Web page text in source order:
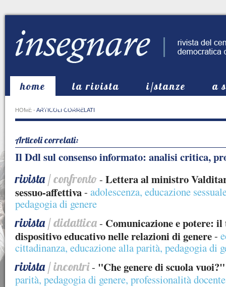
home la rivista i/stanze
a
in evidenza
HOME - ARTICOLI CORRELATI
Articoli correlati:
Il Ddl sul consenso informato: analisi critica,
rivista/ confronto- Lettera al ministro
sessuo-affettiva- adolescenza, educazione
pedagogia di genere
rivista/ didattica- Comunicazione e potere: il
dispositivo educativo nelle relazioni di genere-
cittadinanza, educazione alla parità, pedagogia di
rivista/ incontri- "Che genere di scuola vuoi?"
parità, pedagogia di genere, professionalità docente